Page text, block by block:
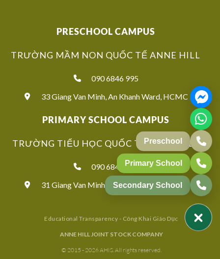
PRESCHOOL CAMPUS
TRƯỜNG MẦM NON QUỐC TẾ ANNE HILL
090 6846 995
33 Giang Van Minh, An Khanh Ward, HCMC
PRIMARY SCHOOL CAMPUS
TRƯỜNG TIỂU HỌC QUỐC TẾ ANNE HILL
090 6846 939
31 Giang Van Minh, An Khanh Ward, HCMC
Educational Transparency - Công Khai Giáo Dục
ANNE HILL JOINT STOCK COMPANY
© 2015 - 2026 AHIS. All rights reserved.